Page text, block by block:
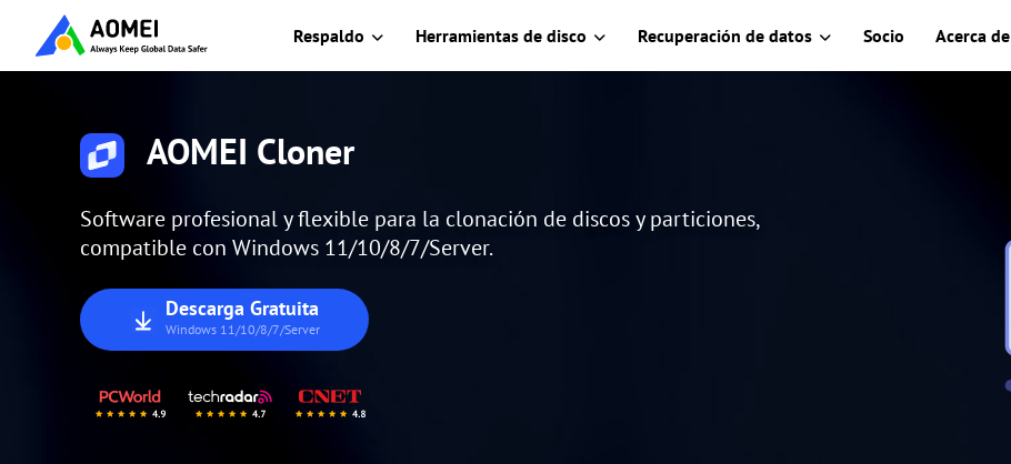
Respaldo Herramientas de disco Recuperación de datos Socio Acerca de
AOMEI Cloner
Software profesional y flexible para la clonación de discos y particiones,
compatible con Windows 11/10/8/7/Server.
Descarga Gratuita
Windows 11/10/8/7/Server